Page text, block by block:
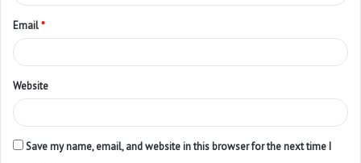
Email*
Website
Save my name, email, and website in this browser for the next time I